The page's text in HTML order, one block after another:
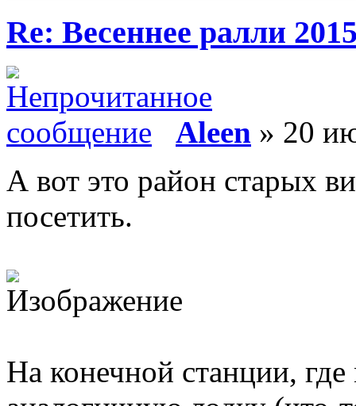
Re: Весеннее ралли
Aleen » 20
А вот это район старых
посетить.
На конечной станции,